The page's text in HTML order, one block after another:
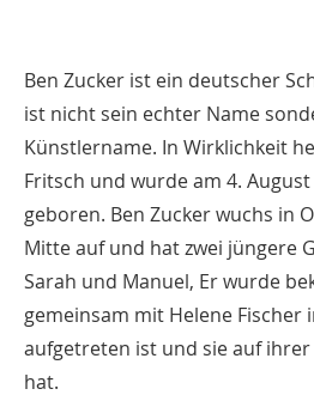
Ben Zucker ist ein deutscher
ist nicht sein echter Name
Künstlername. In Wirklichkeit
Fritsch und wurde am 4.
geboren. Ben Zucker wuchs in
Mitte auf und hat zwei jüngere
Sarah und Manuel, Er wurde
gemeinsam mit Helene Fischer
aufgetreten ist und sie auf
hat.